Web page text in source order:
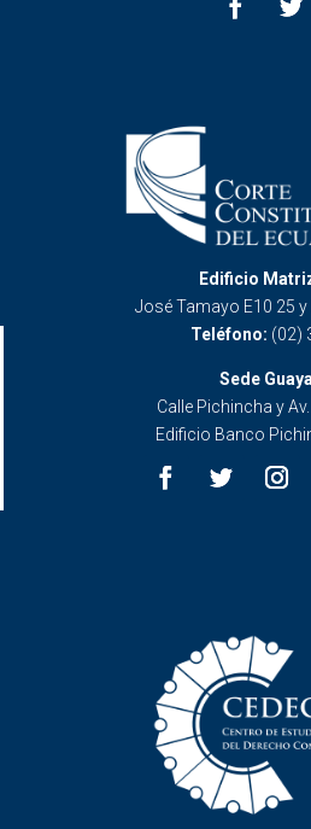
Edificio
José Tamayo E10 25
Teléfono: (02)
Sede
Calle Pichincha y
Edificio Banco